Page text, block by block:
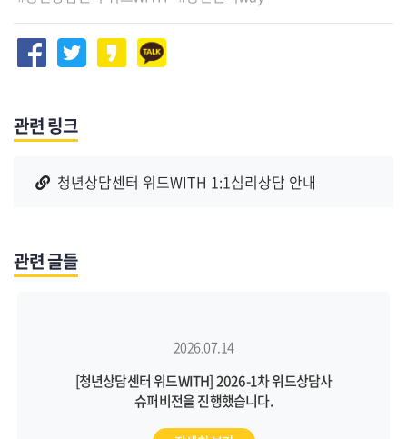
관련 링크
청년상담센터 위드WITH 1:1심리상담 안내
관련 글들
2026.07.14
[청년상담센터 위드WITH] 2026-1차 위드상담사
슈퍼비전을 진행했습니다.